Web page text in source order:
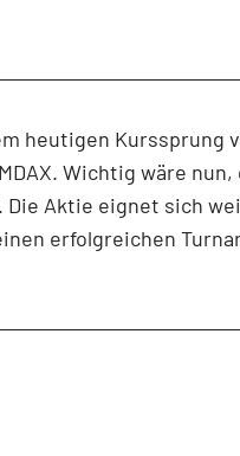
heutigen Kurssprung
Wichtig wäre
Die Aktie eignet sich
erfolgreichen